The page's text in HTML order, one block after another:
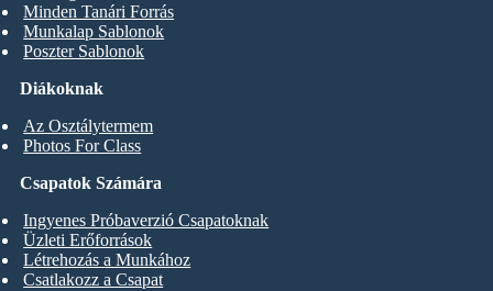
Diákoknak
Az Osztálytermem
Photos For Class
Minden Tanári Forrás
Munkalap Sablonok
Poszter Sablonok
Csapatok Számára
Ingyenes Próbaverzió Csapatoknak
Üzleti Erőforrások
Létrehozás a Munkához
Csatlakozz a Csapat